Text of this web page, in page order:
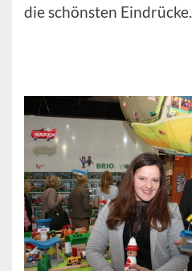
die schönsten Eindrücke.